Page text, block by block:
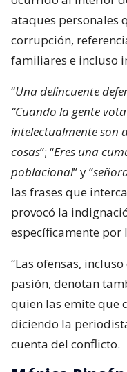
ataques personales
corrupción,
familiares e incluso
“Una delincuente
“Cuando la gente
intelectualmente son
cosas”; “Eres una
poblacional” y “
las frases que
provocó la
específicamente por
“Las ofensas,
pasión, denotan
quien las emite que
diciendo la
cuenta del conflicto.